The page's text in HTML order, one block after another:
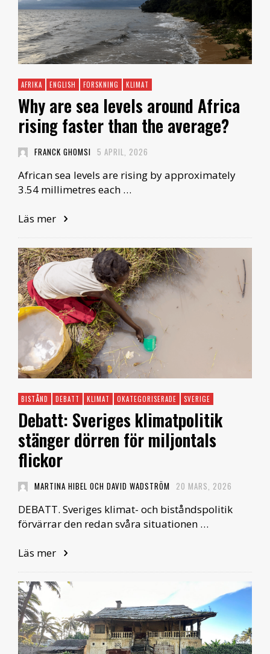
AFRIKA ENGLISH FORSKNING KLIMAT
Why are sea levels around Africa
rising faster than the average?
FRANCK GHOMSI 5 APRIL, 2026
African sea levels are rising by approximately
3.54 millimetres each …
Läs mer
BISTÅND DEBATT KLIMAT OKATEGORISERADE SVERIGE
Debatt: Sveriges klimatpolitik
stänger dörren för miljontals
flickor
MARTINA HIBEL OCH DAVID WADSTRÖM 20 MARS, 2026
DEBATT. Sveriges klimat- och biståndspolitik
förvärrar den redan svåra situationen …
Läs mer